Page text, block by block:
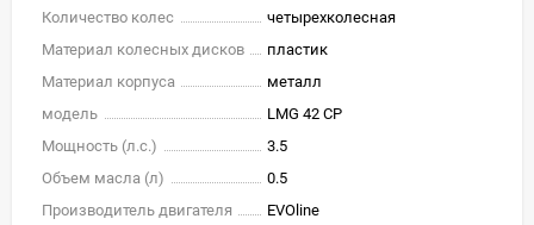
Количество колес
четырехколесная
Материал колесных дисков
пластик
Материал корпуса
металл
модель
LMG 42 CP
Мощность (л.с.)
3.5
Объем масла (л)
0.5
Производитель двигателя
EVOline